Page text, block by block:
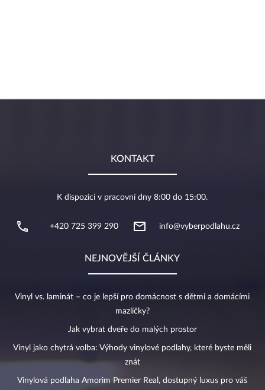
KONTAKT
K dispozici v pracovní dny 8:00 do 15:00.
+420 725 399 290 info@vyberpodlahu.cz
NEJNOVĚJŠÍ ČLÁNKY
Vinyl vs. laminát – co je lepší pro domácnost s dětmi a domácími
mazlíčky?
Jak vybrat dveře do malých prostor
Vinyl jako chytrá volba: Výhody vinylové podlahy, které byste měli
znát
Vinylová podlaha Amorim Premier Real, dostupný luxus pro váš